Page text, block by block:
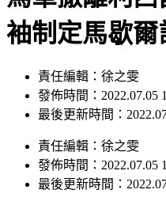
烏軍撤離利
袖制定馬歇
責任編輯：徐之雯
發佈時間：2022.07.05
責任編輯 ： 徐之雯
發佈時間：2022.07.05